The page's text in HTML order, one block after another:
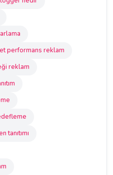
performans reklam
reklam
tanıtımı